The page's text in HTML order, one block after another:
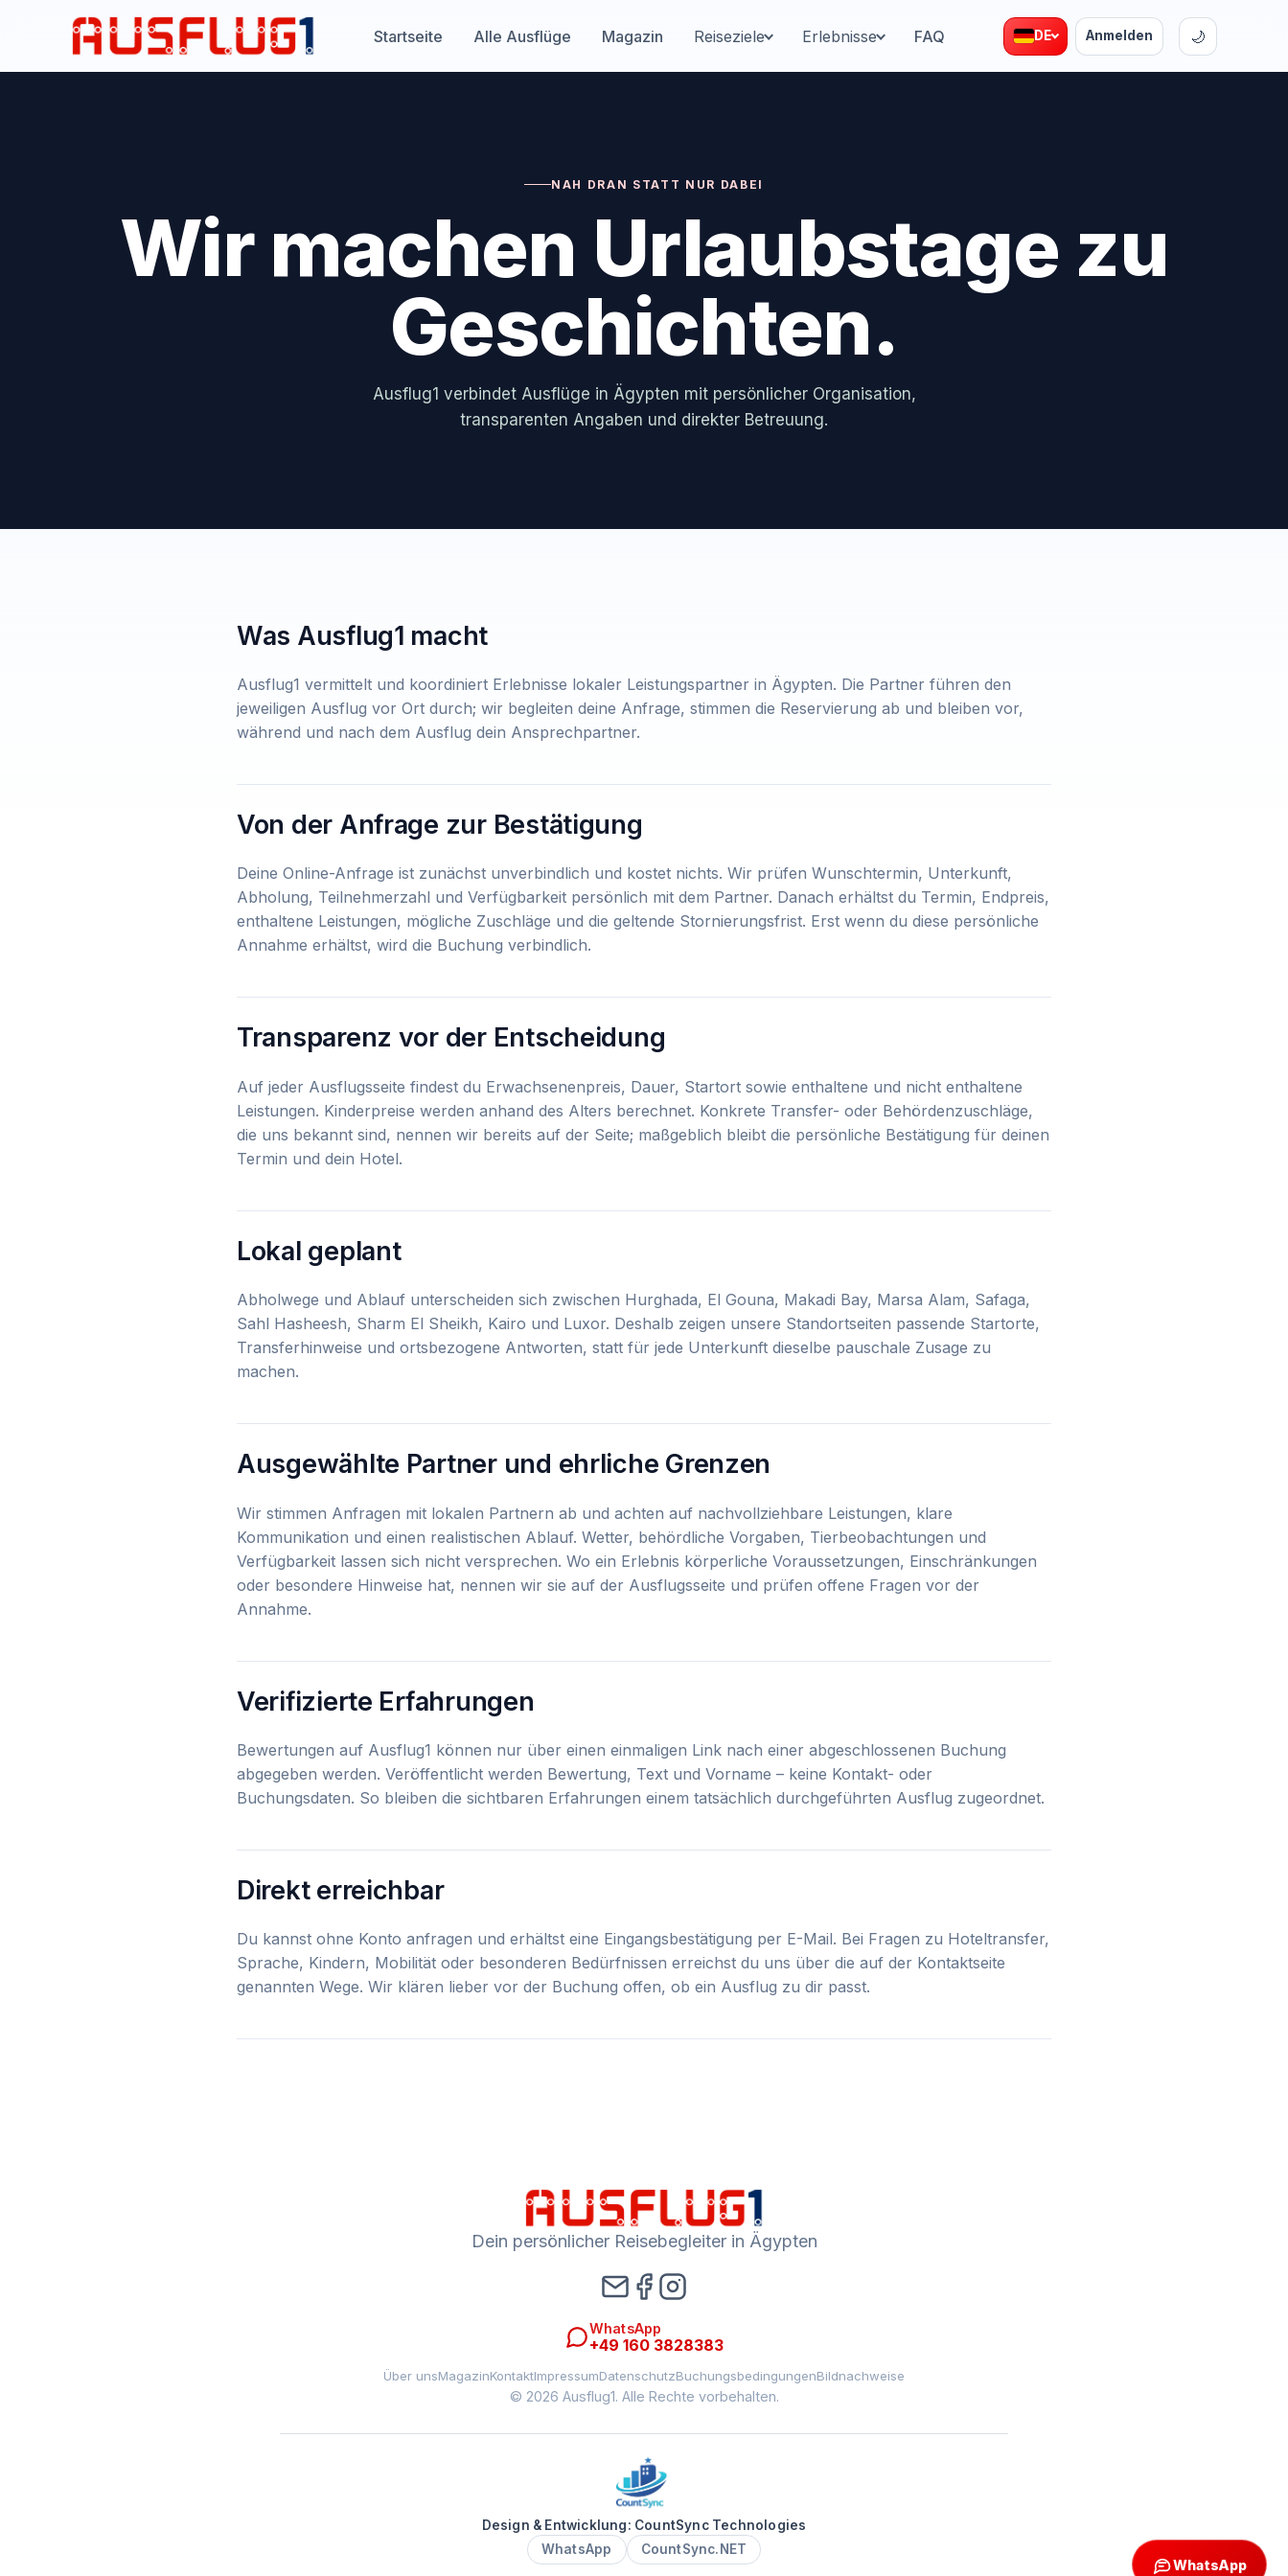
Ausflug1
Startseite Alle Ausflüge Magazin Reiseziele Erlebnisse FAQ DE Anmelden 🌙
NAH DRAN STATT NUR DABEI
Wir machen Urlaubstage zu
Geschichten.
Ausflug1 verbindet Ausflüge in Ägypten mit persönlicher Organisation,
transparenten Angaben und direkter Betreuung.
Was Ausflug1 macht
Ausflug1 vermittelt und koordiniert Erlebnisse lokaler Leistungspartner in Ägypten. Die Partner führen den
jeweiligen Ausflug vor Ort durch; wir begleiten deine Anfrage, stimmen die Reservierung ab und bleiben vor,
während und nach dem Ausflug dein Ansprechpartner.
Von der Anfrage zur Bestätigung
Deine Online-Anfrage ist zunächst unverbindlich und kostet nichts. Wir prüfen Wunschtermin, Unterkunft,
Abholung, Teilnehmerzahl und Verfügbarkeit persönlich mit dem Partner. Danach erhältst du Termin, Endpreis,
enthaltene Leistungen, mögliche Zuschläge und die geltende Stornierungsfrist. Erst wenn du diese persönliche
Annahme erhältst, wird die Buchung verbindlich.
Transparenz vor der Entscheidung
Auf jeder Ausflugsseite findest du Erwachsenenpreis, Dauer, Startort sowie enthaltene und nicht enthaltene
Leistungen. Kinderpreise werden anhand des Alters berechnet. Konkrete Transfer- oder Behördenzuschläge,
die uns bekannt sind, nennen wir bereits auf der Seite; maßgeblich bleibt die persönliche Bestätigung für deinen
Termin und dein Hotel.
Lokal geplant
Abholwege und Ablauf unterscheiden sich zwischen Hurghada, El Gouna, Makadi Bay, Marsa Alam, Safaga,
Sahl Hasheesh, Sharm El Sheikh, Kairo und Luxor. Deshalb zeigen unsere Standortseiten passende Startorte,
Transferhinweise und ortsbezogene Antworten, statt für jede Unterkunft dieselbe pauschale Zusage zu
machen.
Ausgewählte Partner und ehrliche Grenzen
Wir stimmen Anfragen mit lokalen Partnern ab und achten auf nachvollziehbare Leistungen, klare
Kommunikation und einen realistischen Ablauf. Wetter, behördliche Vorgaben, Tierbeobachtungen und
Verfügbarkeit lassen sich nicht versprechen. Wo ein Erlebnis körperliche Voraussetzungen, Einschränkungen
oder besondere Hinweise hat, nennen wir sie auf der Ausflugsseite und prüfen offene Fragen vor der
Annahme.
Verifizierte Erfahrungen
Bewertungen auf Ausflug1 können nur über einen einmaligen Link nach einer abgeschlossenen Buchung
abgegeben werden. Veröffentlicht werden Bewertung, Text und Vorname – keine Kontakt- oder
Buchungsdaten. So bleiben die sichtbaren Erfahrungen einem tatsächlich durchgeführten Ausflug zugeordnet.
Direkt erreichbar
Du kannst ohne Konto anfragen und erhältst eine Eingangsbestätigung per E-Mail. Bei Fragen zu Hoteltransfer,
Sprache, Kindern, Mobilität oder besonderen Bedürfnissen erreichst du uns über die auf der Kontaktseite
genannten Wege. Wir klären lieber vor der Buchung offen, ob ein Ausflug zu dir passt.
Dein persönlicher Reisebegleiter in Ägypten
WhatsApp
+49 160 3828383
Über unsMagazinKontaktImpressumDatenschutzBuchungsbedingungenBildnachweise
© 2026 Ausflug1. Alle Rechte vorbehalten.
Design & Entwicklung: CountSync Technologies
WhatsApp
CountSync.NET
WhatsApp